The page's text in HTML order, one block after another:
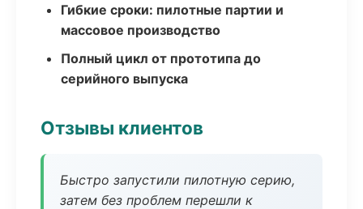
Гибкие сроки: пилотные партии и
массовое производство
Полный цикл от прототипа до
серийного выпуска
Отзывы клиентов
Быстро запустили пилотную серию,
затем без проблем перешли к